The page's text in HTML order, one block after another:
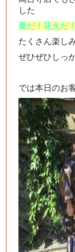
した
夏だ！花火だ
たくさん楽し
ぜひぜひしっ
では本日のお